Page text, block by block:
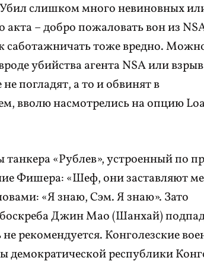
Убил слишком много невиновных
– добро пожаловать вон из
саботажничать тоже вредно.
убийства агента NSA или
погладят, а то и обвинят в
вволю насмотрелись на опцию
«Рублев», устроенный по
Фишера: «Шеф, они заставляют
«Я знаю, Сэм. Я знаю». Зато
Джин Мао (Шанхай)
рекомендуется. Конголезские
демократической республики